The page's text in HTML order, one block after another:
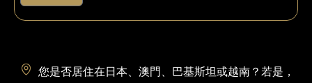
您是否居住在日本、澳門、巴基斯坦或越南？若是，